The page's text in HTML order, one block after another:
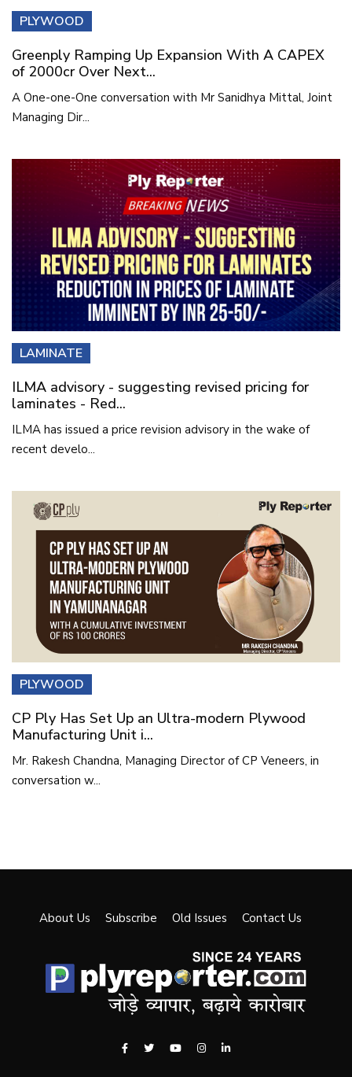
PLYWOOD
Greenply Ramping Up Expansion With A CAPEX
of 2000cr Over Next...
A One-one-One conversation with Mr Sanidhya Mittal, Joint
Managing Dir...
LAMINATE
ILMA advisory - suggesting revised pricing for
laminates - Red...
ILMA has issued a price revision advisory in the wake of
recent develo...
PLYWOOD
CP Ply Has Set Up an Ultra-modern Plywood
Manufacturing Unit i...
Mr. Rakesh Chandna, Managing Director of CP Veneers, in
conversation w...
About Us Subscribe Old Issues Contact Us